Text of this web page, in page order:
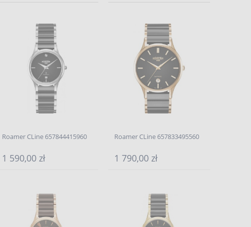
Roamer CLine 657844415960
1 590,00 zł
Roamer CLine 657833495560
1 790,00 zł